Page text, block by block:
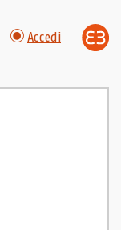
Accedi